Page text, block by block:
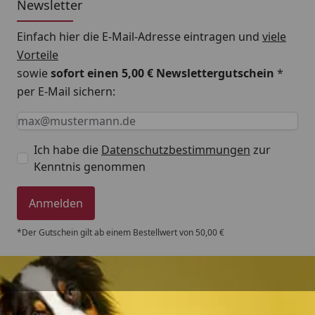
Fische erholen sich schneller und entwickeln einen
verbesserten physischen Widerstand
Verhindert und heilt bakterielle Infektionen (z. B.
Flossenfäule, infizierte Wunden)
Schnelle Wundheilung
Neutralisiert schädliche Bakterien
Schnelle Erholung nach medikamentöser
Behandlung
Fördert die Zucht
Jungfische wachsen doppelt so schnell
Verkürzt die Quarantänezeit deutlich
Sorgt für viel weniger Ausfall bei
(Langstrecken-)Transporten
Newsletter
Einfach hier die E-Mail-Adresse eintragen und viele
Vorteile
sowiesofort einen 5,00 € Newslettergutschein *
per E-Mail sichern:
Keine Eingabe erforderlich
Eingabe erforderlich
E-Mail *
Ich habe die Datenschutzbestimmungen zur
Kenntnis genommen
Anmelden
*Der Gutschein gilt ab einem Bestellwert von 50,00 €
Trusted Shops